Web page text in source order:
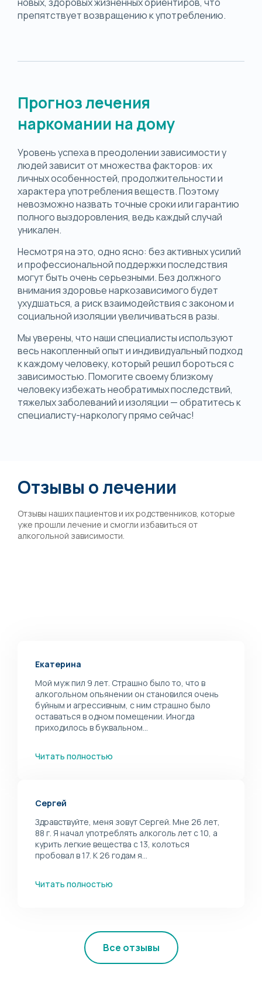
препятствует возвращению к употреблению.
Прогноз лечения
наркомании на дому
Уровень успеха в преодолении зависимости у
людей зависит от множества факторов: их
личных особенностей, продолжительности и
характера употребления веществ. Поэтому
невозможно назвать точные сроки или гарантию
полного выздоровления, ведь каждый случай
уникален.
Несмотря на это, одно ясно: без активных усилий
и профессиональной поддержки последствия
могут быть очень серьезными. Без должного
внимания здоровье наркозависимого будет
ухудшаться, а риск взаимодействия с законом и
социальной изоляции увеличиваться в разы.
Мы уверены, что наши специалисты используют
весь накопленный опыт и индивидуальный подход
к каждому человеку, который решил бороться с
зависимостью. Помогите своему близкому
человеку избежать необратимых последствий,
тяжелых заболеваний и изоляции — обратитесь к
специалисту-наркологу прямо сейчас!
Отзывы о лечении
Отзывы наших пациентов и их родственников, которые
уже прошли лечение и смогли избавиться от
алкогольной зависимости.
Екатерина
Мой муж пил 9 лет. Страшно было то, что в
алкогольном опьянении он становился очень
буйным и агрессивным, с ним страшно было
оставаться в одном помещении. Иногда
приходилось в буквальном...
Читать полностью
Сергей
Здравствуйте, меня зовут Сергей. Мне 26 лет,
88 г. Я начал употреблять алкоголь лет с 10, а
курить легкие вещества с 13, колоться
пробовал в 17. К 26 годам я...
Читать полностью
Все отзывы